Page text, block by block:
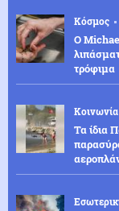
Κόσμος
Ο
τρόφιμα
Κοινωνία
Τα ίδια